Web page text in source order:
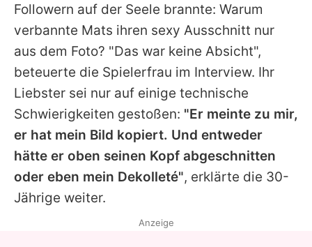
Followern auf der Seele brannte: Warum
verbannte Mats ihren sexy Ausschnitt nur
aus dem Foto? "Das war keine Absicht",
beteuerte die Spielerfrau im Interview. Ihr
Liebster sei nur auf einige technische
Schwierigkeiten gestoßen: "Er meinte zu mir,
er hat mein Bild kopiert. Und entweder
hätte er oben seinen Kopf abgeschnitten
oder eben mein Dekolleté", erklärte die 30-
Jährige weiter.
Anzeige